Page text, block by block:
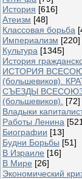
История [616]
Атеизм [48]
Классовая борьба
Империализм [220]
Культура [1345]
История
ИСТОРИЯ
(большевиков).
СЪЕЗДЫ
(большевиков).
[72]
Владыки
Работы Ленина
Биографии [13]
Будни Борьбы [51]
В Израиле [16]
В Мире [26]
Экономический